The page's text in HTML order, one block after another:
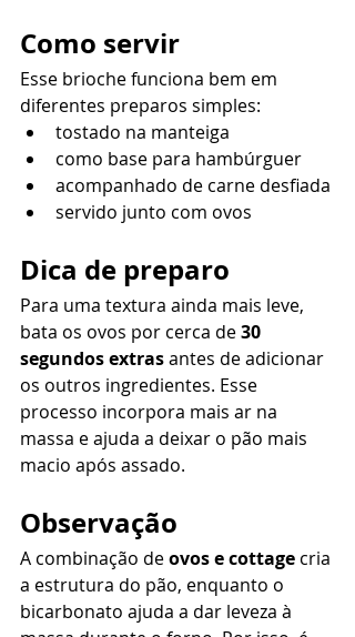
Como servir
Esse brioche funciona bem em
diferentes preparos simples:
tostado na manteiga
como base para hambúrguer
acompanhado de carne desfiada
servido junto com ovos
Dica de preparo
Para uma textura ainda mais leve,
bata os ovos por cerca de 30
segundos extras antes de adicionar
os outros ingredientes. Esse
processo incorpora mais ar na
massa e ajuda a deixar o pão mais
macio após assado.
Observação
A combinação de ovos e cottage cria
a estrutura do pão, enquanto o
bicarbonato ajuda a dar leveza à